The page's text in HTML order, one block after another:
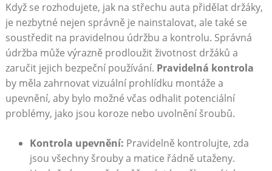
Když se rozhodujete, jak na střechu auta přidělat držáky,
je ⁣nezbytné nejen správně ‌je nainstalovat, ale také se
soustředit na pravidelnou údržbu a kontrolu. Správná
údržba může výrazně⁢ prodloužit životnost držáků‌ a
zaručit jejich bezpeční používání. Pravidelná kontrola
by měla zahrnovat vizuální prohlídku montáže a
upevnění, aby bylo možné včas odhalit potenciální
problémy, ‍jako jsou koroze nebo uvolnění ​šroubů.
Kontrola upevnění: Pravidelně kontrolujte, zda
jsou všechny ​šrouby a‍ matice ​řádně utaženy.